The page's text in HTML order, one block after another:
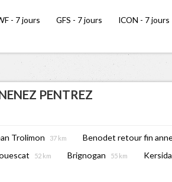
- 7 jours GFS - 7 jours ICON - 7 jours
PENTREZ
Trolimon 37 km Benodet retour fin
52 km Brignogan 55 km